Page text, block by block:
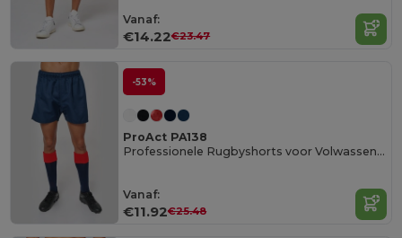
Vanaf:
€14.22€23.47
-53%
ProAct PA138
Professionele Rugbyshorts voor Volwassenen
Vanaf:
€11.92€25.48